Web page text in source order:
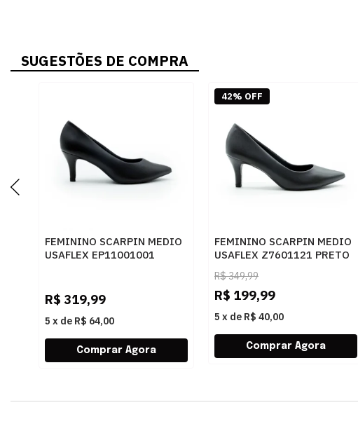
SUGESTÕES DE COMPRA
FEMININO SCARPIN MEDIO
USAFLEX EP11001001
R$ 319,99
5 x de R$ 64,00
FEMININO SCARPIN MEDIO
USAFLEX Z7601121 PRETO
R$349,99
R$ 199,99
5 x de R$ 40,00
42% OFF